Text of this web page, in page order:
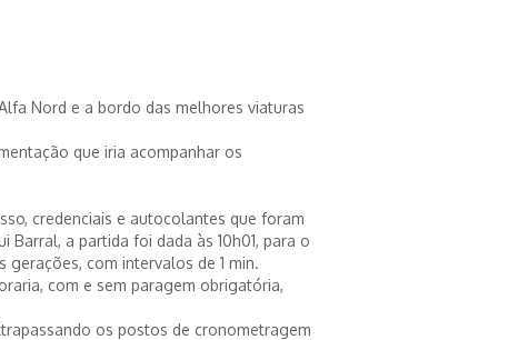
Nord e a bordo das melhores viaturas
que iria acompanhar os
credenciais e autocolantes que foram
a partida foi dada às 10h01, para o
com intervalos de 1 min.
com e sem paragem obrigatória,
os postos de cronometragem